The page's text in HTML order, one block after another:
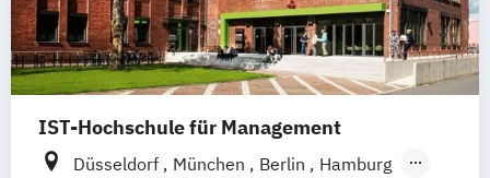
IST-Hochschule für Management
Düsseldorf München Berlin
Hamburg